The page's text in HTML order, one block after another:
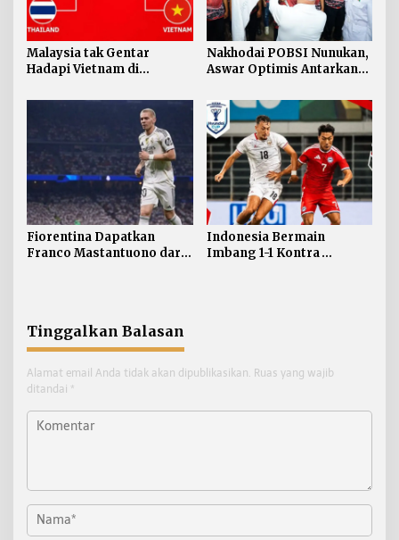
Malaysia tak Gentar
Hadapi Vietnam di
Nakhodai POBSI Nunukan,
Aswar Optimis Antarkan
Fiorentina Dapatkan
Franco Mastantuono dari
Indonesia Bermain
Imbang 1-1 Kontra
Tinggalkan Balasan
Alamat email Anda tidak akan dipublikasikan. Ruas yang wajib
ditandai *